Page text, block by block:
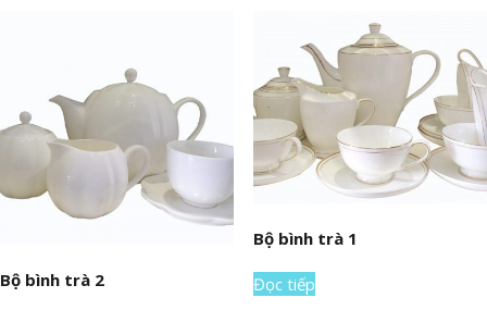
Bộ bình trà 2
Bộ bình trà 1
Đọc tiếp